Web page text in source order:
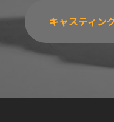
キャスティン